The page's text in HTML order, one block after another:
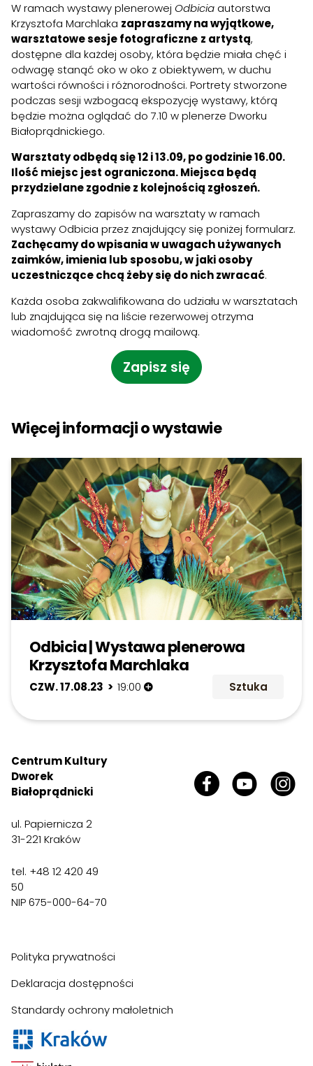
W ramach wystawy plenerowej Odbicia autorstwa
Krzysztofa Marchlaka zapraszamy na wyjątkowe,
warsztatowe sesje fotograficzne z artystą,
dostępne dla każdej osoby, która będzie miała chęć i
odwagę stanąć oko w oko z obiektywem, w duchu
wartości równości i różnorodności. Portrety stworzone
podczas sesji wzbogacą ekspozycję wystawy, którą
będzie można oglądać do 7.10 w plenerze Dworku
Białoprądnickiego.
Warsztaty odbędą się 12 i 13.09, po godzinie 16.00.
Ilość miejsc jest ograniczona. Miejsca będą
przydzielane zgodnie z kolejnością zgłoszeń.
Zapraszamy do zapisów na warsztaty w ramach
wystawy Odbicia przez znajdujący się poniżej formularz.
Zachęcamy do wpisania w uwagach używanych
zaimków, imienia lub sposobu, w jaki osoby
uczestniczące chcą żeby się do nich zwracać.
Każda osoba zakwalifikowana do udziału w warsztatach
lub znajdująca się na liście rezerwowej otrzyma
wiadomość zwrotną drogą mailową.
Zapisz się
Więcej informacji o wystawie
Odbicia | Wystawa plenerowa
Krzysztofa Marchlaka
CZW. 17.08.23 > 19:00 Sztuka
Centrum Kultury
Dworek
Białoprądnicki
ul. Papiernicza 2
31-221 Kraków
tel. +48 12 420 49
50
NIP 675-000-64-70
Polityka prywatności
Deklaracja dostępności
Standardy ochrony małoletnich